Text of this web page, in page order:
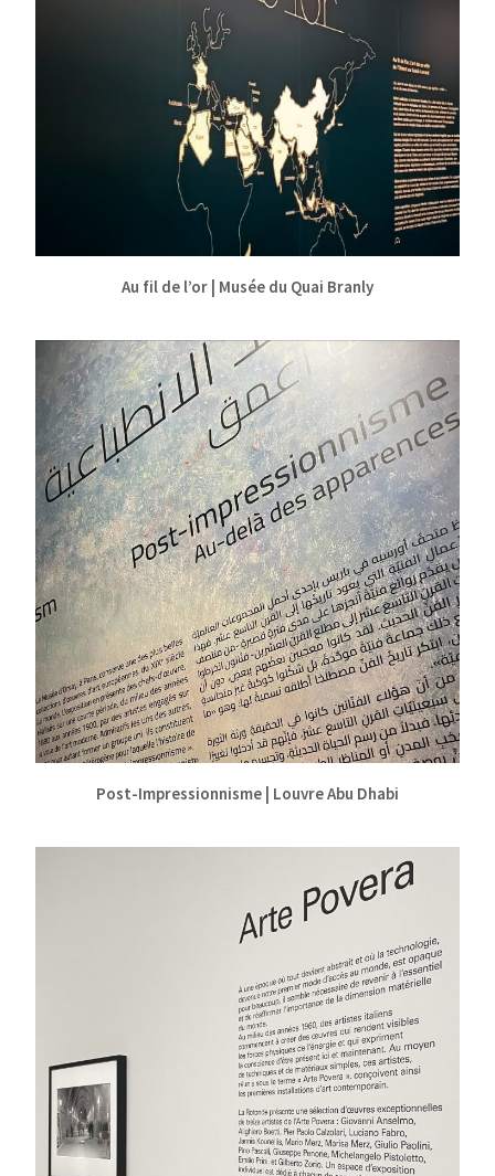
Au fil de l’or | Musée du Quai Branly
Post-Impressionnisme | Louvre Abu Dhabi